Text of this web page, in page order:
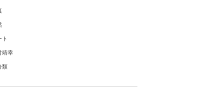
ト
靖幸
類